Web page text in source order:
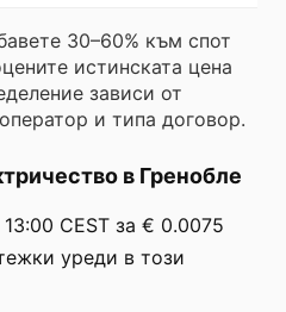
30–60% към спот
истинската цена
зависи от
и типа договор.
в Гренобле
13:00 CEST за € 0.0075
уреди в този